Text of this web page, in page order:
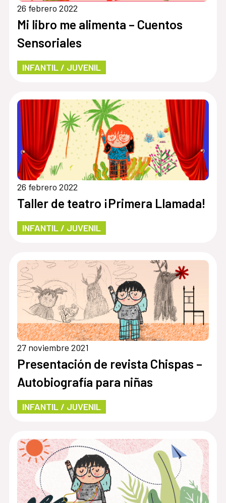
26 febrero 2022
Mi libro me alimenta – Cuentos
Sensoriales
INFANTIL / JUVENIL
26 febrero 2022
Taller de teatro ¡Primera Llamada!
INFANTIL / JUVENIL
27 noviembre 2021
Presentación de revista Chispas –
Autobiografía para niñas
INFANTIL / JUVENIL